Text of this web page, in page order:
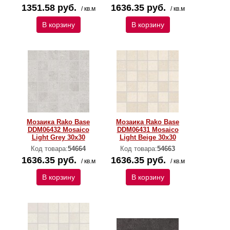
1351.58 руб. / кв.м
В корзину
1636.35 руб. / кв.м
В корзину
Мозаика Rako Base
DDM06432 Mosaico
Light Grey 30x30
Код товара:54664
1636.35 руб. / кв.м
В корзину
Мозаика Rako Base
DDM06431 Mosaico
Light Beige 30x30
Код товара:54663
1636.35 руб. / кв.м
В корзину